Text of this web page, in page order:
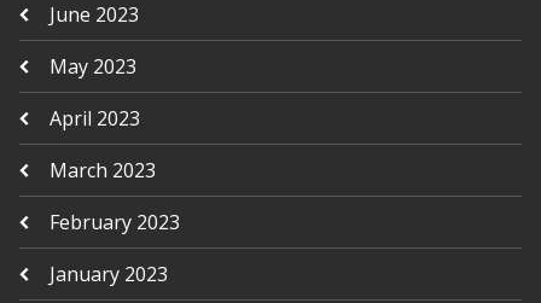
June 2023
May 2023
April 2023
March 2023
February 2023
January 2023